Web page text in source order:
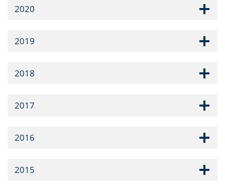
2020
2019
2018
2017
2016
2015